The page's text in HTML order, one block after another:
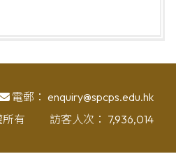
電郵： enquiry@spcps.edu.hk
有 訪客人次： 7,936,014